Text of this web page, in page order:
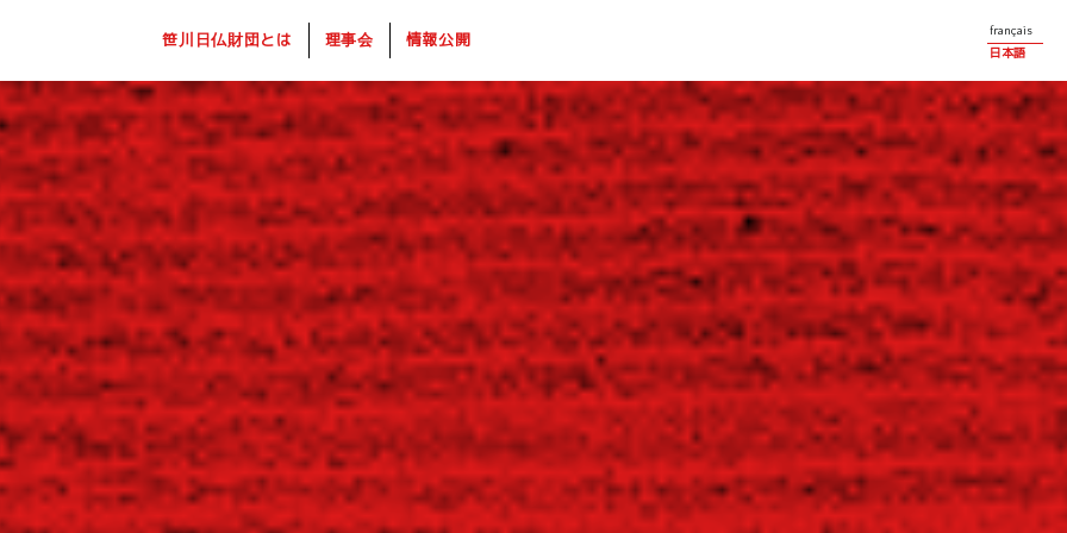
笹川日仏財団とは 理事会 情報公開
français
日本語